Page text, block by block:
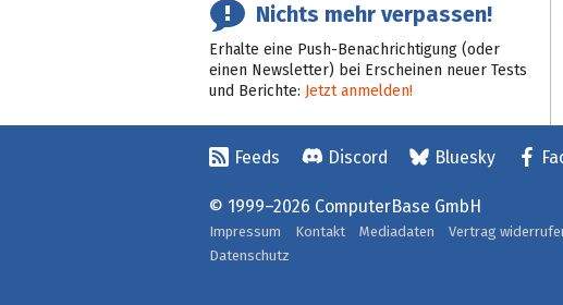
Nichts mehr verpassen!
Erhalte eine Push-Benachrichtigung (oder
einen Newsletter) bei Erscheinen neuer Tests
und Berichte: Jetzt anmelden!
Feeds Discord Bluesky
© 1999–2026 ComputerBase GmbH
Impressum Kontakt Mediadaten Vertrag
Datenschutz